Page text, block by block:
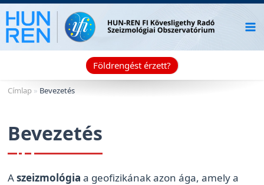
Skip
to
content
Földrengést érzett?
Címlap » Bevezetés
Bevezetés
Aszeizmológia a geofizikának azon ága, amely a